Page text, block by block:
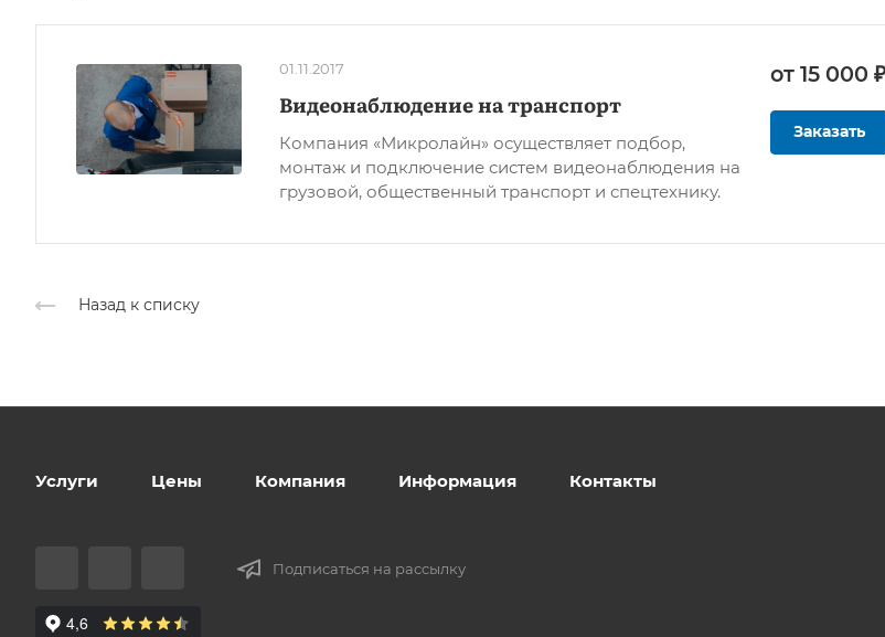
01.11.2017
Видеонаблюдение на транспорт
Компания «Микролайн» осуществляет подбор,
монтаж и подключение систем видеонаблюдения на
грузовой, общественный транспорт и спецтехнику.
от 15 000 ₽
Заказать
Назад к списку
Услуги Цены Компания Информация Контакты
Подписаться на рассылку